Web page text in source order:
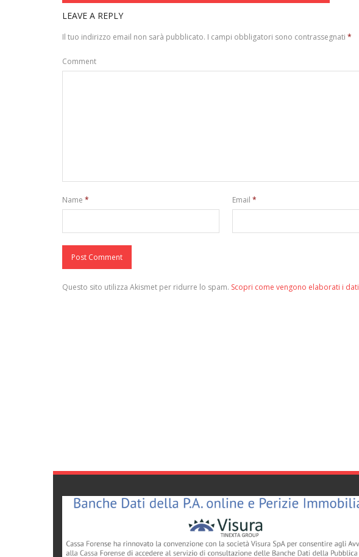
LEAVE A REPLY
Il tuo indirizzo email non sarà pubblicato. I campi obbligatori sono contrassegnati *
Comment
Name * Email *
Questo sito utilizza Akismet per ridurre lo spam. Scopri come vengono elaborati i